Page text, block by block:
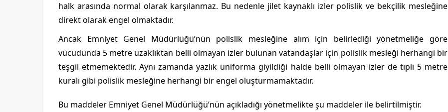
halk arasında normal olarak karşılanmaz. Bu nedenle jilet kaynaklı izler polislik ve bekçilik mesleğine
direkt olarak engel olmaktadır.
Ancak Emniyet Genel Müdürlüğü’nün polislik mesleğine alım için belirlediği yönetmeliğe göre
vücudunda 5 metre uzaklıktan belli olmayan izler bulunan vatandaşlar için polislik mesleği herhangi bir
teşgil etmemektedir. Aynı zamanda yazlık üniforma giyildiği halde belli olmayan izler de tıplı 5 metre
kuralı gibi polislik mesleğine herhangi bir engel oluşturmamaktadır.
Bu maddeler Emniyet Genel Müdürlüğü’nün açıkladığı yönetmelikte şu maddeler ile belirtilmiştir.